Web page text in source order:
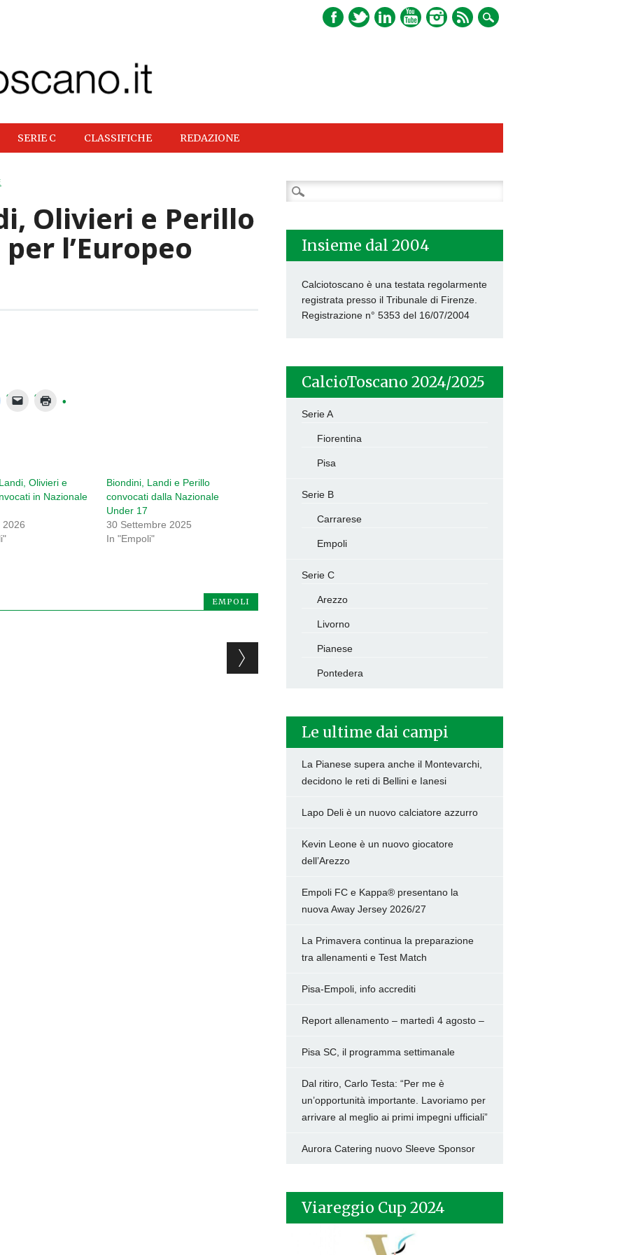
SERIE C CLASSIFICHE REDAZIONE
Olivieri e Perillo
l’Europeo
Olivieri e
in Nazionale
2026
Biondini, Landi e Perillo
convocati dalla Nazionale
Under 17
30 Settembre 2025
In "Empoli"
EMPOLI
Ricerca
per:
Insieme dal 2004
Calciotoscano è una testata regolarmente
registrata presso il Tribunale di Firenze.
Registrazione n° 5353 del 16/07/2004
CalcioToscano 2024/2025
Serie A
Fiorentina
Pisa
Serie B
Carrarese
Empoli
Serie C
Arezzo
Livorno
Pianese
Pontedera
Le ultime dai campi
La Pianese supera anche il Montevarchi,
decidono le reti di Bellini e Ianesi
Lapo Deli è un nuovo calciatore azzurro
Kevin Leone è un nuovo giocatore
dell’Arezzo
Empoli FC e Kappa® presentano la
nuova Away Jersey 2026/27
La Primavera continua la preparazione
tra allenamenti e Test Match
Pisa-Empoli, info accrediti
Report allenamento – martedì 4 agosto –
Pisa SC, il programma settimanale
Dal ritiro, Carlo Testa: “Per me è
un’opportunità importante. Lavoriamo per
arrivare al meglio ai primi impegni ufficiali”
Aurora Catering nuovo Sleeve Sponsor
Viareggio Cup 2024